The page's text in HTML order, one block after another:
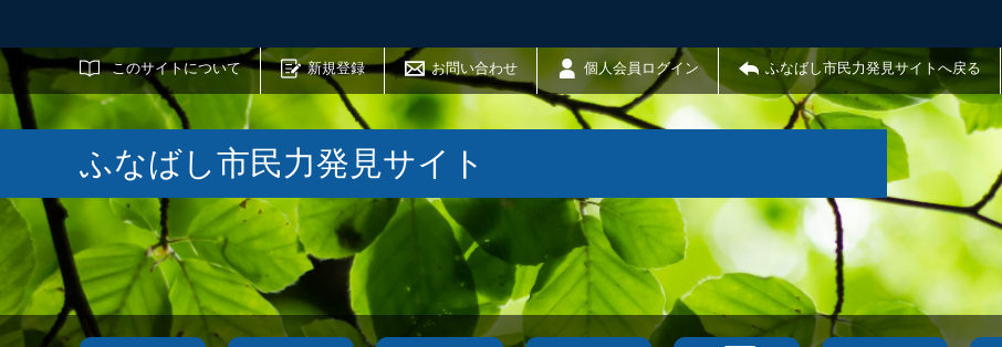
このサイトについて 新規登録 お問い合わせ 個人会員ログイン ふなばし市民力発見サイトへ戻る
サイト内検索
ふなばし市民力発見サイト